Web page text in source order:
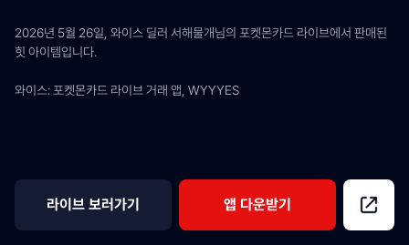
2026년 5월 26일, 와이스 딜러 서해물개님의 포켓몬카드 라이브에서 판매된
힛 아이템입니다.
와이스: 포켓몬카드 라이브 거래 앱, WYYYES
라이브 보러가기 앱 다운받기